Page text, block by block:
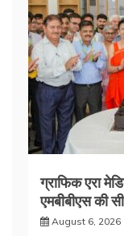
ग्राफिक एरा
एमबीबीएस की
August 6, 2026